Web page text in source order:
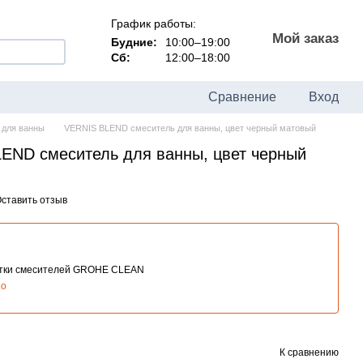
График работы:
Будние:
10:00–19:00
Сб:
12:00–18:00
Мой заказ
Сравнение Вход
ванны VERNIS BLEND смеситель для ванны, цвет черный матовый
смеситель для ванны, цвет черный
отзыв
смесителей GROHE CLEAN
К сравнению